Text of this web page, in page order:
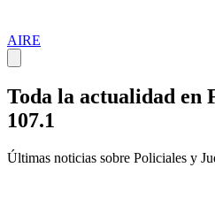
AIRE
Toda la actualidad en
107.1
Últimas noticias sobre Policiales y